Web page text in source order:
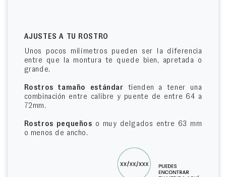
AJUSTES A TU ROSTRO
Unos pocos milímetros pueden ser la diferencia
entre que la montura te quede bien, apretada o
grande.
Rostros tamaño estándar tienden a tener una
combinación entre calibre y puente de entre 64 a
72mm.
Rostros pequeños o muy delgados entre 63 mm
o menos de ancho.